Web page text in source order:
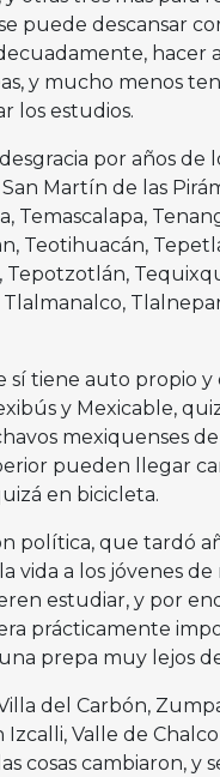
puede descansar
hacer
y mucho menos
los estudios.
por años de
Martín de las
Temascalapa,
Teotihuacán,
Tepotzotlán,
Tlalmanalco,
sí tiene auto propio y
y Mexicable,
mexiquenses
pueden llegar
en bicicleta.
política, que tardó
vida a los jóvenes
estudiar, y por
prácticamente
prepa muy lejos
del Carbón,
Valle de
cosas cambiaron, y